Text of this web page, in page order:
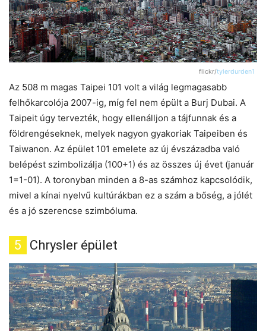
flickr/tylerdurden1
Az 508 m magas Taipei 101 volt a világ legmagasabb
felhőkarcolója 2007-ig, míg fel nem épült a Burj Dubai. A
Taipeit úgy tervezték, hogy ellenálljon a tájfunnak és a
földrengéseknek, melyek nagyon gyakoriak Taipeiben és
Taiwanon. Az épület 101 emelete az új évszázadba való
belépést szimbolizálja (100+1) és az összes új évet (január
1=1-01). A toronyban minden a 8-as számhoz kapcsolódik,
mivel a kínai nyelvű kultúrákban ez a szám a bőség, a jólét
és a jó szerencse szimbóluma.
5 Chrysler épület